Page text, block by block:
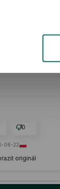
originál
vyrobené, nemají
šatníku.
0
06-03